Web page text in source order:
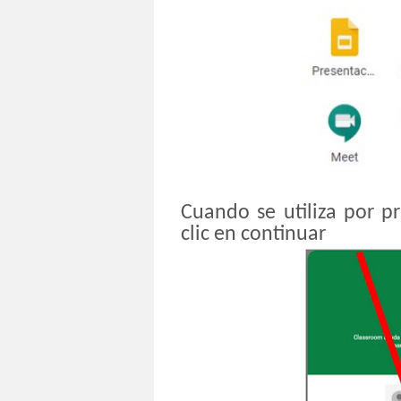
Cuando se utiliza por
clic en continuar